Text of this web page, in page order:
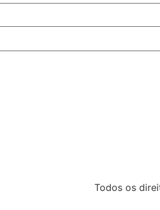
Todos os